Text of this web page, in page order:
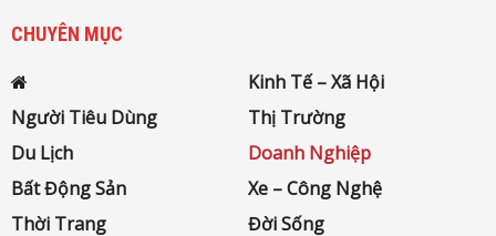
CHUYÊN MỤC
Kinh Tế – Xã Hội
Người Tiêu Dùng
Thị Trường
Du Lịch
Doanh Nghiệp
Bất Động Sản
Xe – Công Nghệ
Thời Trang
Đời Sống